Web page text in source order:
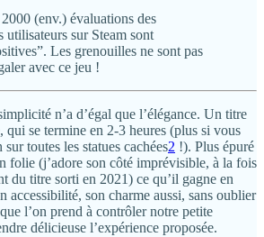
(env.) évaluations des
utilisateurs sur Steam sont
Les grenouilles ne sont pas
avec ce jeu !
n’a d’égal que l’élégance. Un titre
qui se termine en 2-3 heures (plus si vous
toutes les statues cachées2 !). Plus épuré
folie (j’adore son côté imprévisible, à la fois
du titre sorti en 2021) ce qu’il gagne en
accessibilité, son charme aussi, sans oublier
l’on prend à contrôler notre petite
délicieuse l’expérience proposée.